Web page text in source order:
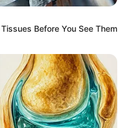
Before You See Them